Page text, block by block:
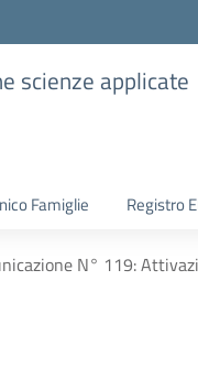
scienze applicate
Famiglie Registro
N° 119: